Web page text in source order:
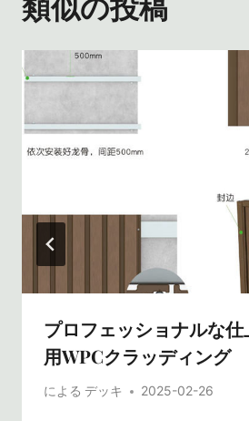
シ
ョ
ン
プロフェッショナルな
用WPCクラッディング
による デッキ 2025-02-26